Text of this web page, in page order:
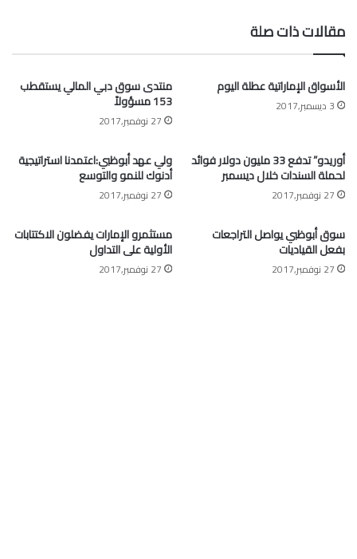
مقالات ذات صلة
الأسواق الإماراتية عطلة اليوم
3 ديسمبر,2017
منتدى سوق دبي المالي يستقطب
153 مسؤولاً
27 نوفمبر,2017
أوريدو” تدفع 33 مليون دولار فوائد
لحملة السندات خلال ديسمبر
27 نوفمبر,2017
ولي عهد أبوظبي:اعتمدنا استراتيجية
أدنوك للنمو والتوسع
27 نوفمبر,2017
سوق أبوظبي يواصل التراجعات
بفعل القياديات
27 نوفمبر,2017
مستثمرو الإمارات يفضلون الاكتتابات
الأولية على التداول
27 نوفمبر,2017